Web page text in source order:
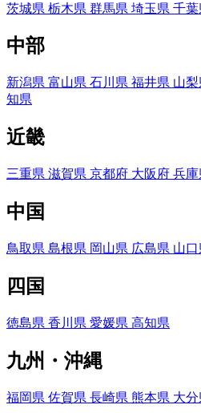
茨城県 栃木県 群馬県 埼玉県 千葉
中部
新潟県 富山県 石川県 福井県 山梨
知県
近畿
三重県 滋賀県 京都府 大阪府 兵庫
中国
鳥取県 島根県 岡山県 広島県 山口
四国
徳島県 香川県 愛媛県 高知県
九州・沖縄
福岡県 佐賀県 長崎県 熊本県 大分